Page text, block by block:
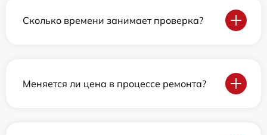
Сколько времени занимает проверка?
Меняется ли цена в процессе ремонта?